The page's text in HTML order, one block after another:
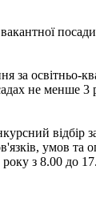
освітньо-
не менше
відбір
умов та
з 8.00 до